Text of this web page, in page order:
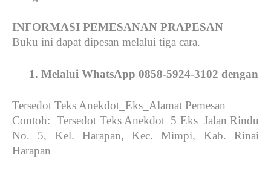
INFORMASI PEMESANAN PRAPESAN
Buku ini dapat dipesan melalui tiga cara.
Melalui WhatsApp 0858-5924-3102 dengan
Tersedot Teks Anekdot_Eks_Alamat Pemesan
Contoh: Tersedot Teks Anekdot_5 Eks_Jalan Rindu
No. 5, Kel. Harapan, Kec. Mimpi, Kab. Rinai
Harapan